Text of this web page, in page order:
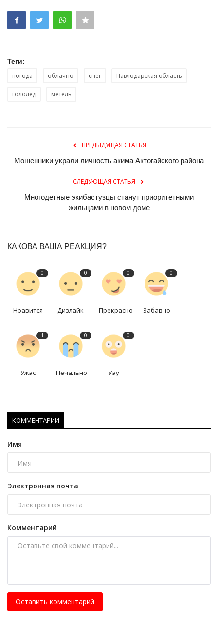
Теги:
погода облачно снег Павлодарская область
гололед метель
ПРЕДЫДУЩАЯ СТАТЬЯ
Мошенники украли личность акима Актогайского района
СЛЕДУЮЩАЯ СТАТЬЯ
Многодетные экибастузцы станут приоритетными
жильцами в новом доме
КАКОВА ВАША РЕАКЦИЯ?
0
Нравится
0
Дизлайк
0
Прекрасно
0
Забавно
1
Ужас
0
Печально
0
Уау
КОММЕНТАРИИ
Имя
Электронная почта
Комментарий
Оставить комментарий